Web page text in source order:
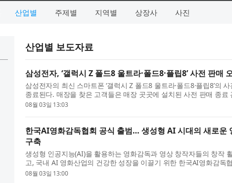
산업별 주제별 지역별 상장사 사진
산업별 보도자료
삼성전자, ‘갤럭시 Z 폴드8 울트라·폴드8·플립8’ 사전 판매
삼성전자의 최신 스마트폰 ‘갤럭시 Z 폴드8 울트라·폴드8·플립8’의
종료된다. 매장을 찾은 고객들은 매장 곳곳에 설치된 사전 판매 종료
확인하며 ‘갤럭시 Z 폴드8 울트라·폴드8·플립8’의 새...
08월 03일 13:03
한국AI영화감독협회 공식 출범… 생성형 AI 시대의 새로운
구축
생성형 인공지능(AI)을 활용하는 영화감독과 영상 창작자들의 창작
고, 국내 AI 영화산업의 건강한 성장을 이끌기 위한 한국AI영화감독
Association of AI Film Directors, KAIFD, )가 공식 출범했...
08월 03일 13:00